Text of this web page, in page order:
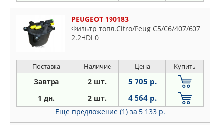
PEUGEOT 190183
Фильтр топл.Citro/Peug C5/C6/407/607
2.2HDi 0
Поставка Наличие Цена Купить
Завтра 2 шт. 5 705 р.
1 дн. 2 шт. 4 564 р.
Еще предложение (1) за 5 133 р.